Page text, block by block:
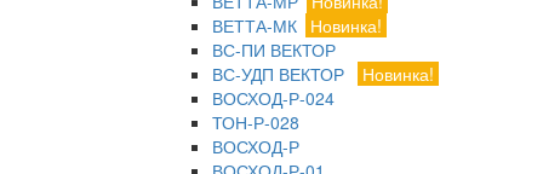
ВЕТТА-МК Новинка!
ВС-ПИ ВЕКТОР
ВС-УДП ВЕКТОР
Новинка!
ВОСХОД-Р-024
ТОН-Р-028
ВОСХОД-Р